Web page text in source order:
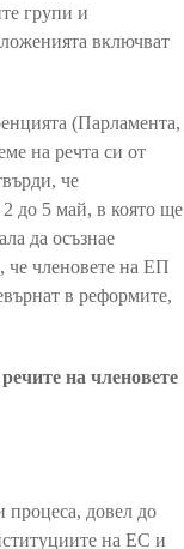
групи и
включват
(Парламента,
на речта си от
че
до 5 май, в която ще
да осъзнае
че членовете на ЕП
в реформите,
на членовете
процеса, довел до
на ЕС и